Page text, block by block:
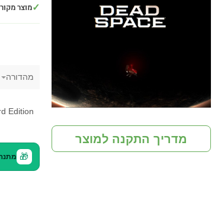
מדריך התקנה למוצר
✓מוצר
מהדורה
Edition
🎁